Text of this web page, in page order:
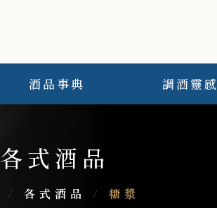
酒品事典 調酒靈感
各式酒品
/ 各式酒品 / 糖漿